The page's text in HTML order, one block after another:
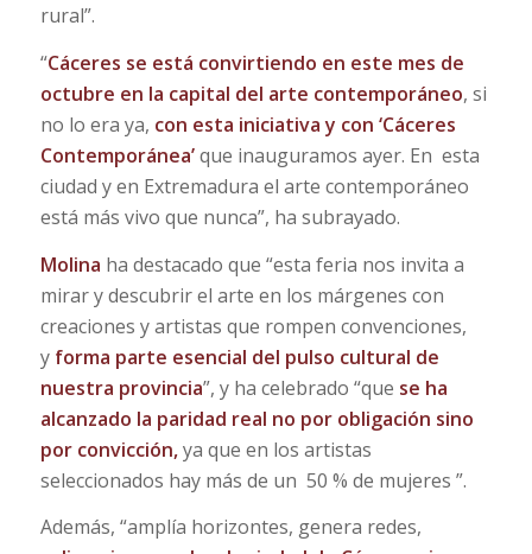
rural”.
“Cáceres se está convirtiendo en este mes de
octubre en la capital del arte contemporáneo, si
no lo era ya, con esta iniciativa y con ‘Cáceres
Contemporánea’que inauguramos ayer. En esta
ciudad y en Extremadura el arte contemporáneo
está más vivo que nunca”, ha subrayado.
Molina ha destacado que “esta feria nos invita a
mirar y descubrir el arte en los márgenes con
creaciones y artistas que rompen convenciones,
y forma parte esencial del pulso cultural de
nuestra provincia”, y ha celebrado “que se ha
alcanzado la paridad real no por obligación sino
por convicción,ya que en los artistas
seleccionados hay más de un 50 % de mujeres ”.
Además, “amplía horizontes, genera redes,